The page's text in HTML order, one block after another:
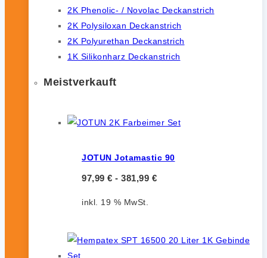
2K Phenolic- / Novolac Deckanstrich
2K Polysiloxan Deckanstrich
2K Polyurethan Deckanstrich
1K Silikonharz Deckanstrich
Meistverkauft
JOTUN Jotamastic 90
97,99 € - 381,99 €
inkl. 19 % MwSt.